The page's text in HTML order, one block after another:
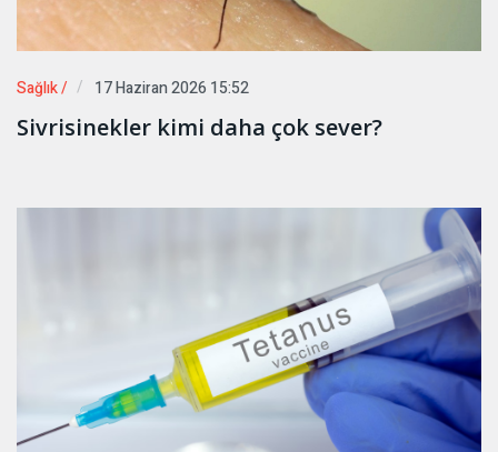
Sağlık / 17 Haziran 2026 15:52
Sivrisinekler kimi daha çok sever?